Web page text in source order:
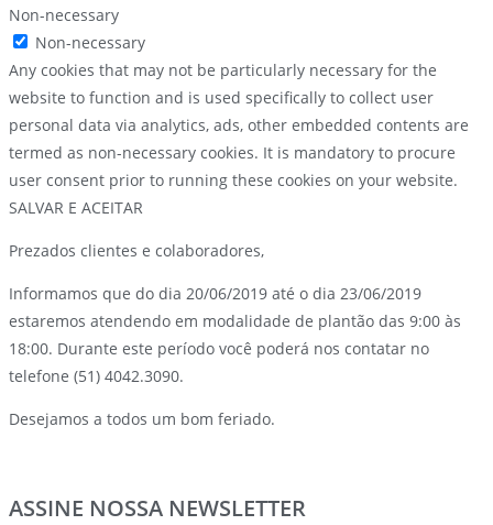
Non-necessary
Non-necessary
Any cookies that may not be particularly necessary for the
website to function and is used specifically to collect user
personal data via analytics, ads, other embedded contents are
termed as non-necessary cookies. It is mandatory to procure
user consent prior to running these cookies on your website.
SALVAR E ACEITAR
Prezados clientes e colaboradores,
Informamos que do dia 20/06/2019 até o dia 23/06/2019
estaremos atendendo em modalidade de plantão das 9:00 às
18:00. Durante este período você poderá nos contatar no
telefone (51) 4042.3090.
Desejamos a todos um bom feriado.
ASSINE NOSSA NEWSLETTER